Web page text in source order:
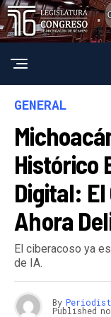
GENERAL
Histórico
Digital: El
Ahora
El ciberacoso ya
de IA.
By
Published